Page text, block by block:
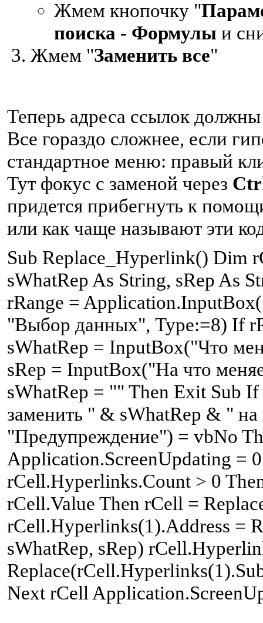
Жмем кнопочку "
поиска - Формулы и
Жмем "Заменить все"
Теперь адреса ссылок
Все гораздо сложнее, если
стандартное меню: правый
Тут фокус с заменой через
придется прибегнуть к
или как чаще называют эти
Sub Replace_Hyperlink() Dim
sWhatRep As String, sRep As
rRange =
"Выбор данных", Type:=8) If
sWhatRep = InputBox("Что
sRep = InputBox("На что
sWhatRep = "" Then Exit Sub
заменить " & sWhatRep & "
"Предупреждение") = vbNo
Application.ScreenUpdating =
rCell.Hyperlinks.Count > 0
rCell.Value Then rCell =
rCell.Hyperlinks(1).Address =
sWhatRep, sRep)
Next rCell